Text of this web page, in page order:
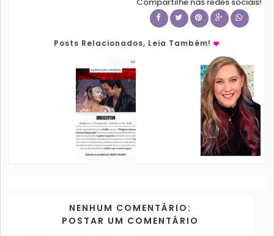
Posts Relacionados, Leia Também!
NENHUM COMENTÁRIO:
POSTAR UM COMENTÁRIO